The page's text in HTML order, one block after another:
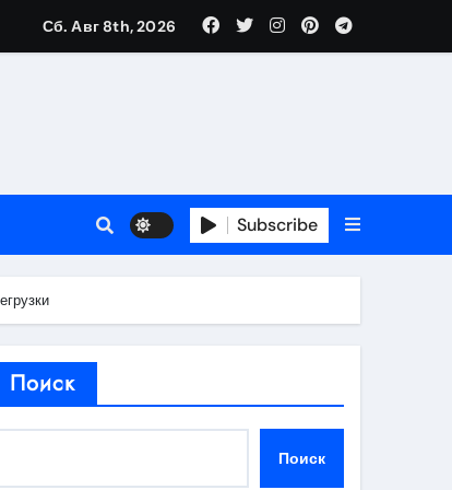
году
советы по выбору
Сб. Авг 8th, 2026
Subscribe
Поиск
Поиск